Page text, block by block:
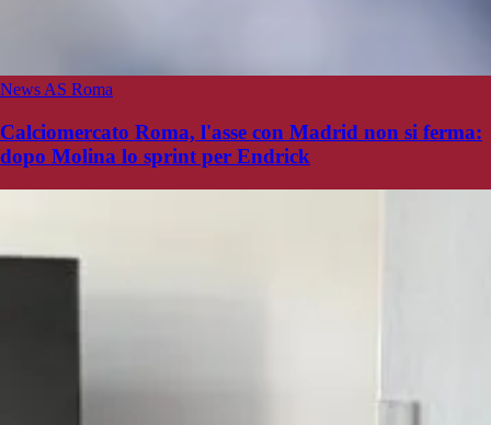
News AS Roma
Calciomercato Roma, l'asse con Madrid non si ferma:
dopo Molina lo sprint per Endrick